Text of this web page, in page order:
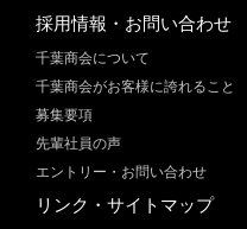
採用情報・お問い合わせ
千葉商会について
千葉商会がお客様に誇れること​
募集要項
先輩社員の声
エントリー・お問い合わせ
リンク・サイトマップ